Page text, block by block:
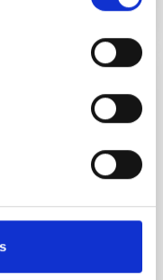
black hole
gap by